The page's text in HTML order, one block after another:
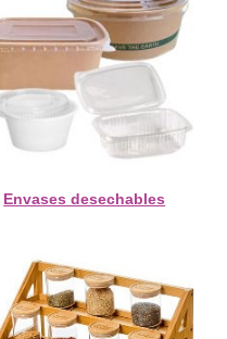
Envases desechables